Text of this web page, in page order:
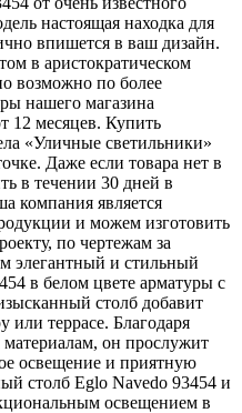
настоящая находка для
впишется в ваш дизайн.
в аристократическом
возможно по более
нашего магазина
12 месяцев. Купить
«Уличные светильники»
Даже если товара нет в
в течении 30 дней в
компания является
и можем изготовить
по чертежам за
элегантный и стильный
в белом цвете арматуры с
столб добавит
или террасе. Благодаря
он прослужит
освещение и приятную
столб Eglo Navedo 93454 и
освещением в